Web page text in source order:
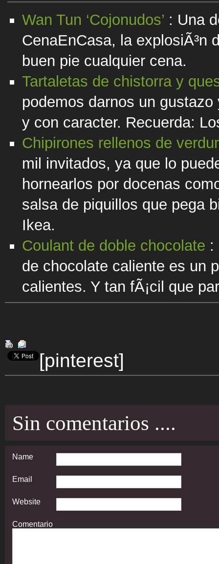
Wan Tun ‘Cojonudos’ : Una
CenaEnCasa, la explosiÃ³n
buen pie cualquier cena.
Tartaletas de chistorra y
podemos darnos un
y con caracter. Recuerda:
Chipirones rellenos de
mil invitados, ya que lo
hornearlos por docenas
salsa de piquillos que pega
Ikea.
Coulant de doble chocolate :
de chocolate caliente es un
calientes. Y tan fÃ¡cil que
[pinterest]
Sin comentarios ....
Name
Email
Website
Comentario